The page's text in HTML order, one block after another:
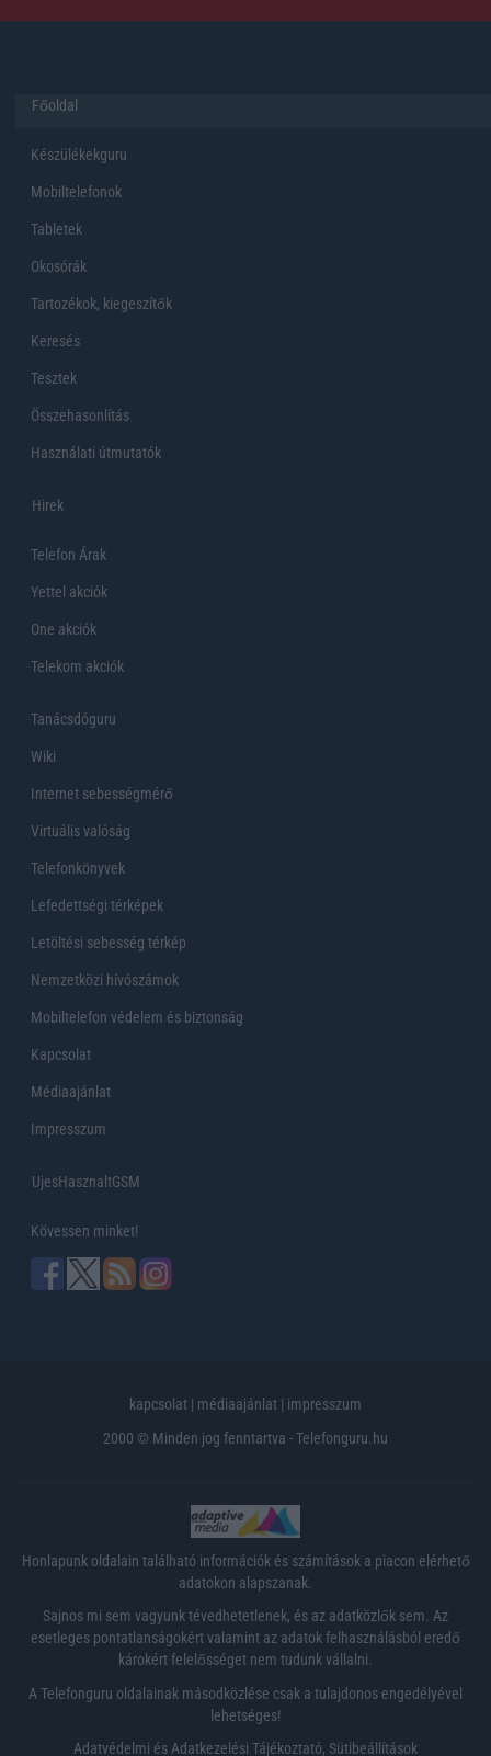
Főoldal
Készülékekguru
Mobiltelefonok
Tabletek
Okosórák
Tartozékok, kiegeszítők
Keresés
Tesztek
Összehasonlítás
Használati útmutatók
Hirek
Telefon Árak
Yettel akciók
One akciók
Telekom akciók
Tanácsdóguru
Wiki
Internet sebességmérő
Virtuális valóság
Telefonkönyvek
Lefedettségi térképek
Letöltési sebesség térkép
Nemzetközi hívószámok
Mobiltelefon védelem és biztonság
Kapcsolat
Médiaajánlat
Impresszum
UjesHasznaltGSM
Kövessen minket!
kapcsolat | médiaajánlat | impresszum
2000 © Minden jog fenntartva - Telefonguru.hu
Honlapunk oldalain található információk és számítások a piacon elérhető
adatokon alapszanak.
Sajnos mi sem vagyunk tévedhetetlenek, és az adatközlők sem. Az
esetleges pontatlanságokért valamint az adatok felhasználásból eredő
károkért felelősséget nem tudunk vállalni.
A Telefonguru oldalainak másodközlése csak a tulajdonos engedélyével
lehetséges!
Adatvédelmi és Adatkezelési Tájékoztató, Sütibeállítások